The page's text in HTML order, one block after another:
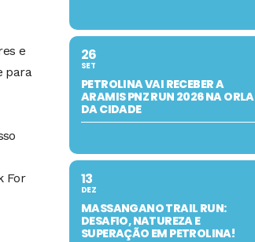
e
para
For
26
SET
PETROLINA VAI RECEBER A
ARAMIS PNZ RUN 2026 NA ORLA
DA CIDADE
13
DEZ
MASSANGANO TRAIL RUN:
DESAFIO, NATUREZA E
SUPERAÇÃO EM PETROLINA!